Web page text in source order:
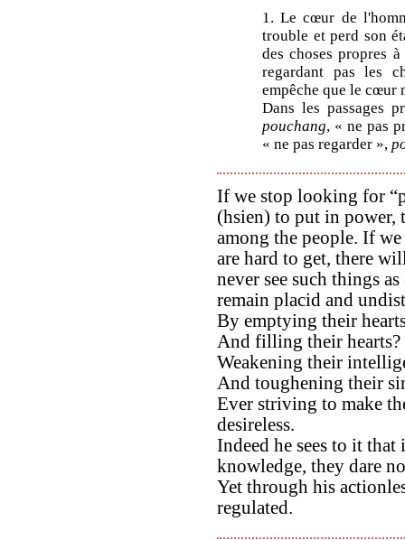
1. Le cœur de
trouble et perd son
des choses propres
regardant pas les
empêche que le cœur
Dans les passages
pouchang, « ne pas
« ne pas regarder »,
If we stop looking for
(hsien) to put in power,
among the people. If
are hard to get, there
never see such things
remain placid and
By emptying their
And filling their hearts?
Weakening their
And toughening their
Ever striving to make
desireless.
Indeed he sees to it
knowledge, they dare
Yet through his
regulated.